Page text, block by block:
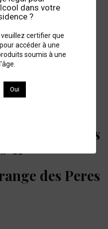
dans votre
?
certifier que
accéder à une
soumis à une
Oui
des Peres
cl
des Peres